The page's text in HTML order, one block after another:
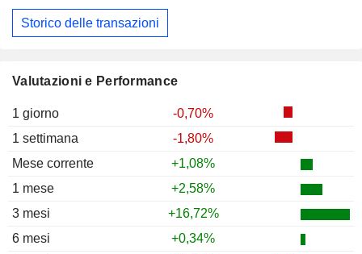
Valutazioni e Performance
1 giorno
-0,70%
1 settimana
-1,80%
Mese corrente
+1,08%
1 mese
+2,58%
3 mesi
+16,72%
6 mesi
+0,34%
Storico delle transazioni